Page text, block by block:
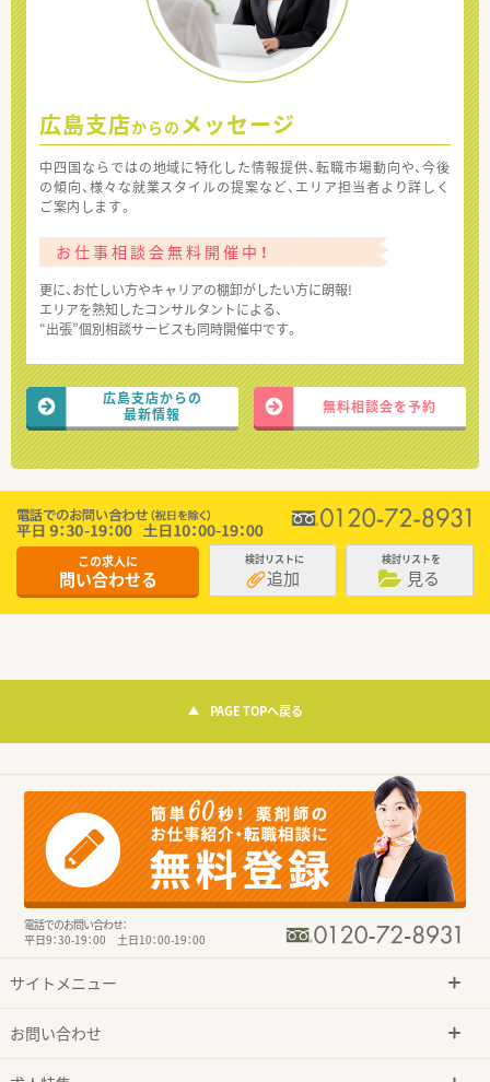
広島支店からの メッセージ
中四国ならではの地域に特化した情報提供、転職市場動向や、今後
の傾向、様々な就業スタイルの提案など、エリア担当者より詳しく
ご案内します。
お仕事相談会無料開催中！
更に、お忙しい方やキャリアの棚卸がしたい方に朗報!
エリアを熟知したコンサルタントによる、
“出張”個別相談サービスも同時開催中です。
広島支店からの
最新情報
無料相談会を予約
この求人に
問い合わせる
検討リストに
追加
検討リストを
見る
PAGE TOPへ戻る
電話でのお問い合わせ：
平日9：30-19：00 土日10：00-19：00
サイトメニュー
お問い合わせ